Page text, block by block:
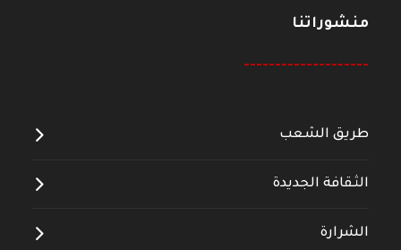
منشوراتنا
--------------------
طريق الشعب
الثقافة الجديدة
الشرارة